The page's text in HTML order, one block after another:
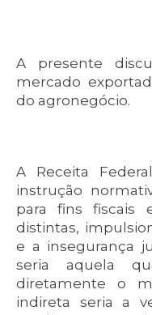
A presente
mercado
do agronegócio.
A Receita
instrução
para fins fiscais
distintas,
e a insegurança
seria aquela
diretamente o
indireta seria a